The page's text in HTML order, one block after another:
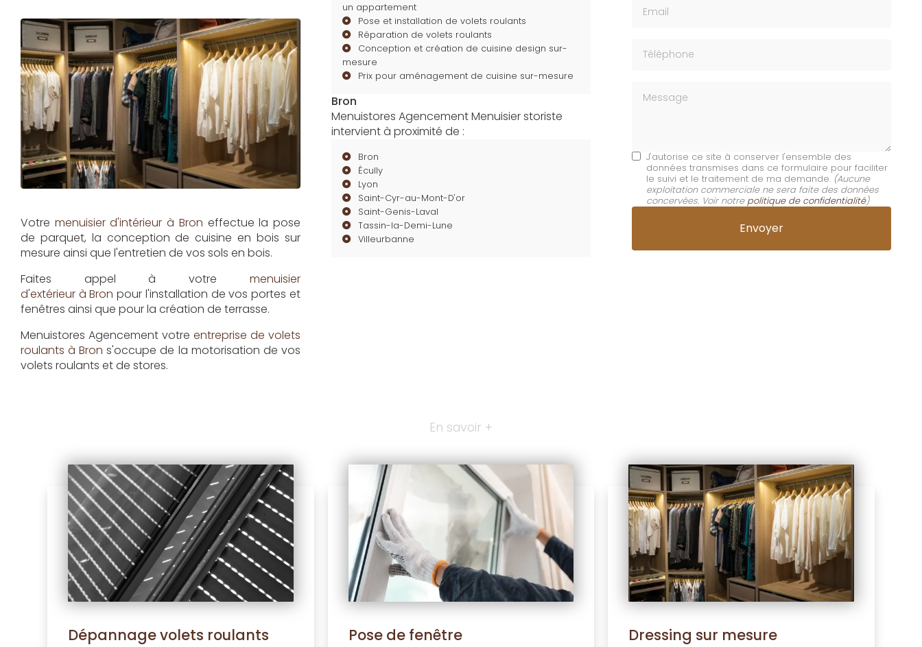
Votre menuisier d'intérieur à Bron effectue la pose
de parquet, la conception de cuisine en bois sur
mesure ainsi que l'entretien de vos sols en bois.
Faites appel à votre menuisier
d'extérieur à Bron pour l'installation de vos portes et
fenêtres ainsi que pour la création de terrasse.
Menuistores Agencement votre entreprise de volets
roulants à Bron s'occupe de la motorisation de vos
volets roulants et de stores.
un appartement
Pose et installation de volets roulants
Réparation de volets roulants
Conception et création de cuisine design sur-
mesure
Prix pour aménagement de cuisine sur-mesure
Bron
Menuistores Agencement Menuisier storiste
intervient à proximité de :
Bron
Écully
Lyon
Saint-Cyr-au-Mont-D'or
Saint-Genis-Laval
Tassin-la-Demi-Lune
Villeurbanne
J'autorise ce site à conserver l'ensemble des
données transmises dans ce formulaire pour faciliter
le suivi et le traitement de ma demande. (Aucune
exploitation commerciale ne sera faite des données
concervées. Voir notre politique de confidentialité)
En savoir +
Dépannage volets roulants Pose de fenêtre Dressing sur mesure